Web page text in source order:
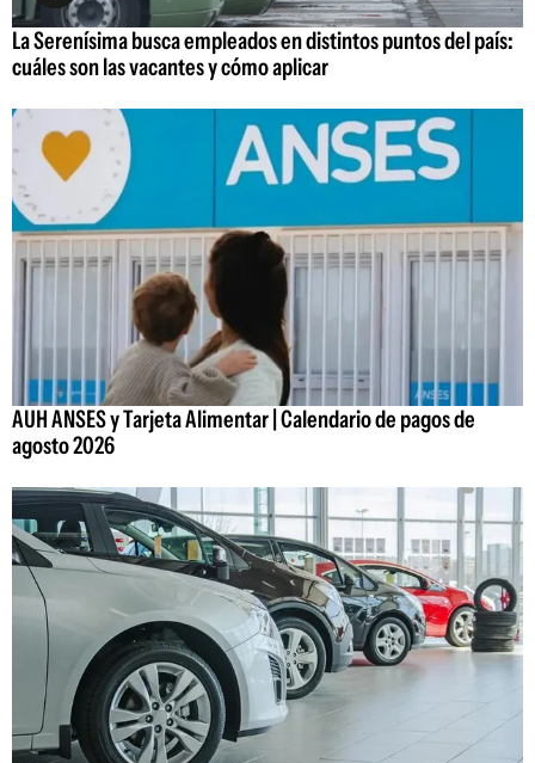
La Serenísima busca empleados en distintos puntos del país:
cuáles son las vacantes y cómo aplicar
AUH ANSES y Tarjeta Alimentar | Calendario de pagos de
agosto 2026